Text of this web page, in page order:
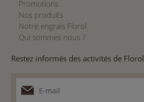
Promotions
Nos produits
Notre engrais Florol
Qui sommes nous ?
Restez informés des activités de Florol